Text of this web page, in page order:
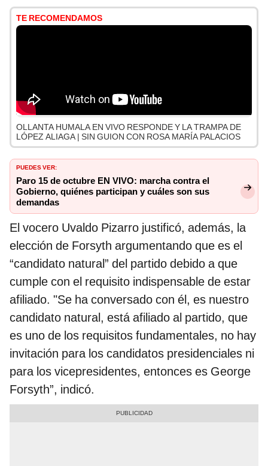
TE RECOMENDAMOS
OLLANTA HUMALA EN VIVO RESPONDE Y LA TRAMPA DE
LÓPEZ ALIAGA | SIN GUION CON ROSA MARÍA PALACIOS
PUEDES VER:
Paro 15 de octubre EN VIVO: marcha contra el
Gobierno, quiénes participan y cuáles son sus
demandas
El vocero Uvaldo Pizarro justificó, además, la
elección de Forsyth argumentando que es el
“candidato natural” del partido debido a que
cumple con el requisito indispensable de estar
afiliado. "Se ha conversado con él, es nuestro
candidato natural, está afiliado al partido, que
es uno de los requisitos fundamentales, no hay
invitación para los candidatos presidenciales ni
para los vicepresidentes, entonces es George
Forsyth”, indicó.